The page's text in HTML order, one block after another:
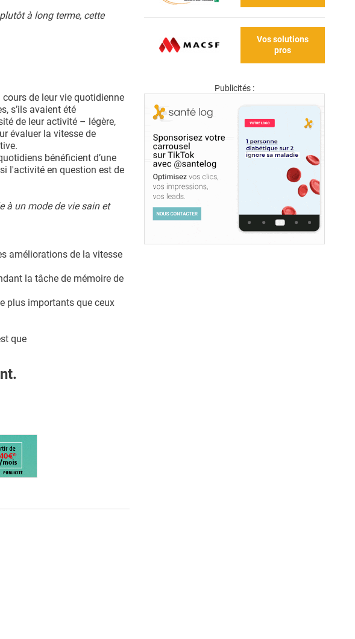
à long terme, cette
de leur vie quotidienne
s’ils avaient été
de leur activité – légère,
évaluer la vitesse de
bénéficient d’une
l'activité en question est de
à un mode de vie sain et
améliorations de la vitesse
la tâche de mémoire de
plus importants que ceux
que
Vos solutions
pros
Publicités :